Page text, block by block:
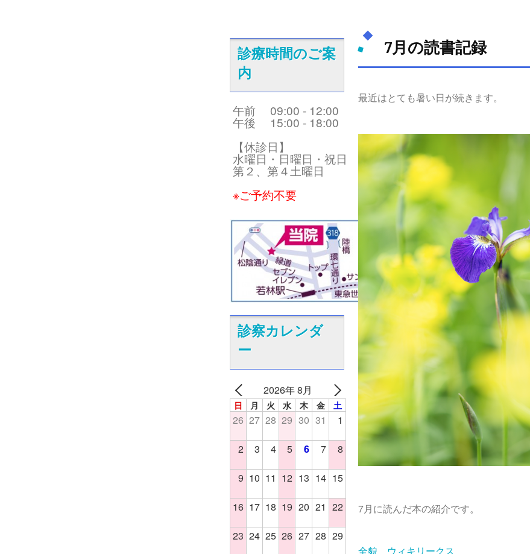
診療時間のご案
内
午前 09:00 - 12:00
午後 15:00 - 18:00
【休診日】
水曜日・日曜日・祝日
第２、第４土曜日
※ご予約不要
診察カレンダ
ー
2026年 8月
日 月 火 水 木 金 土
26 27 28 29 30 31 1
2 3 4 5 6 7 8
9 10 11 12 13 14 15
16 17 18 19 20 21 22
23 24 25 26 27 28 29
7月の読書記録
最近はとても暑い日が続きます。
7月に読んだ本の紹介です。
全貌 ウィキリークス